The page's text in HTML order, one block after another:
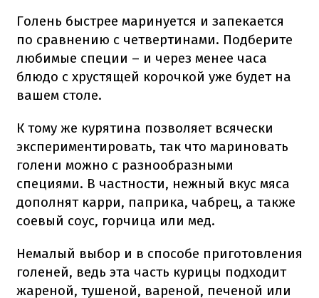
Голень быстрее маринуется и запекается
по сравнению с четвертинами. Подберите
любимые специи – и через менее часа
блюдо с хрустящей корочкой уже будет на
вашем столе.
К тому же курятина позволяет всячески
экспериментировать, так что мариновать
голени можно с разнообразными
специями. В частности, нежный вкус мяса
дополнят карри, паприка, чабрец, а также
соевый соус, горчица или мед.
Немалый выбор и в способе приготовления
голеней, ведь эта часть курицы подходит
жареной, тушеной, вареной, печеной или